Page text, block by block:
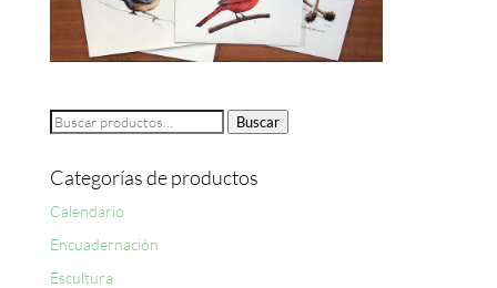
Buscar
Buscar
Categorías de productos
Calendario
Encuadernación
Escultura